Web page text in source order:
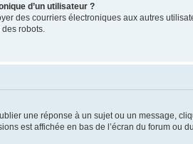
d’un utilisateur ?
des courriers électroniques aux autres
robots.
une réponse à un sujet ou un message,
est affichée en bas de l’écran du forum ou